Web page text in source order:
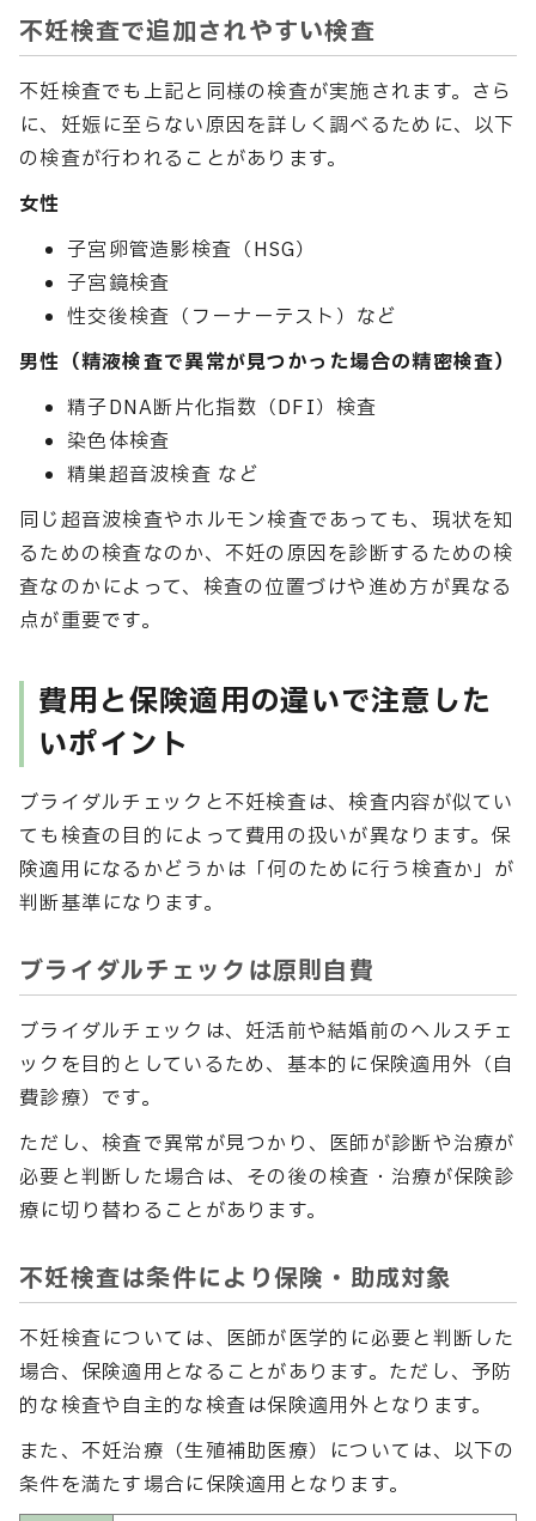
不妊検査で追加されやすい検査
不妊検査でも上記と同様の検査が実施されます。さら
に、妊娠に至らない原因を詳しく調べるために、以下
の検査が行われることがあります。
女性
子宮卵管造影検査（HSG）
子宮鏡検査
性交後検査（フーナーテスト）など
男性（精液検査で異常が見つかった場合の精密検査）
精子DNA断片化指数（DFI）検査
染色体検査
精巣超音波検査 など
同じ超音波検査やホルモン検査であっても、現状を知
るための検査なのか、不妊の原因を診断するための検
査なのかによって、検査の位置づけや進め方が異なる
点が重要です。
費用と保険適用の違いで注意した
いポイント
ブライダルチェックと不妊検査は、検査内容が似てい
ても検査の目的によって費用の扱いが異なります。保
険適用になるかどうかは「何のために行う検査か」が
判断基準になります。
ブライダルチェックは原則自費
ブライダルチェックは、妊活前や結婚前のヘルスチェ
ックを目的としているため、基本的に保険適用外（自
費診療）です。
ただし、検査で異常が見つかり、医師が診断や治療が
必要と判断した場合は、その後の検査・治療が保険診
療に切り替わることがあります。
不妊検査は条件により保険・助成対象
不妊検査については、医師が医学的に必要と判断した
場合、保険適用となることがあります。ただし、予防
的な検査や自主的な検査は保険適用外となります。
また、不妊治療（生殖補助医療）については、以下の
条件を満たす場合に保険適用となります。